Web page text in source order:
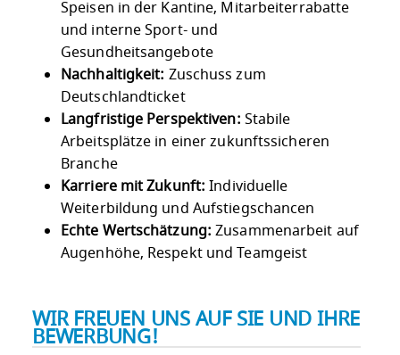
Speisen in der Kantine, Mitarbeiterrabatte
und interne Sport- und
Gesundheitsangebote
Nachhaltigkeit: Zuschuss zum
Deutschlandticket
Langfristige Perspektiven: Stabile
Arbeitsplätze in einer zukunftssicheren
Branche
Karriere mit Zukunft: Individuelle
Weiterbildung und Aufstiegschancen
Echte Wertschätzung: Zusammenarbeit auf
Augenhöhe, Respekt und Teamgeist
WIR FREUEN UNS AUF SIE UND IHRE
BEWERBUNG!